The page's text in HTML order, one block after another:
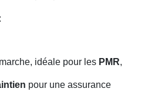
idéale pour les PMR,
pour une assurance